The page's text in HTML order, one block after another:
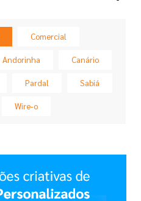
Comercial
Andorinha Canário
Pardal Sabiá
Wire-o